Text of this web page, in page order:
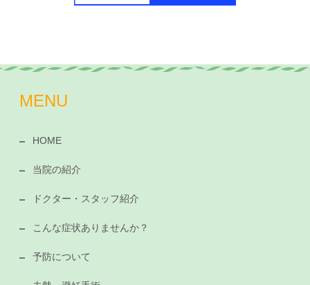
MENU
HOME
当院の紹介
ドクター・スタッフ紹介
こんな症状ありませんか？
予防について